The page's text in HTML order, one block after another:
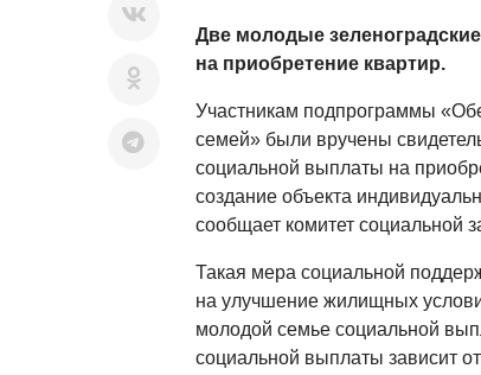
Две молодые
на приобретение квартир.
Участникам подпрограммы
семей» были вручены
социальной выплаты на
создание объекта
сообщает комитет социальной
Такая мера социальной
на улучшение жилищных
молодой семье социальной
социальной выплаты зависит